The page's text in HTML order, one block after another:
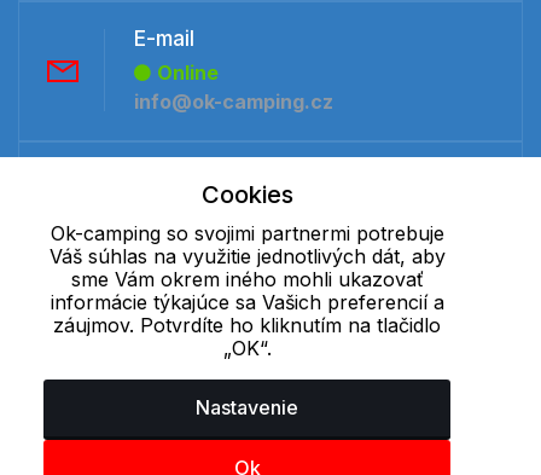
E-mail
Online
info@ok-camping.cz
Offline
+421 277 270 091
Cookie - podrobné nastavenie| Ďalšie informácie|Spracovanie
osobných údajov
Cookies
Ok-camping so svojimi partnermi potrebuje
Váš súhlas na využitie jednotlivých dát, aby
sme Vám okrem iného mohli ukazovať
informácie týkajúce sa Vašich preferencií a
záujmov. Potvrdíte ho kliknutím na tlačidlo
„OK“.
Nastavenie
Ok